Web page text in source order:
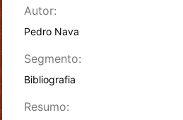
Autor:
Pedro Nava
Segmento:
Bibliografia
Resumo: